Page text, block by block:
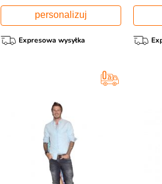
personalizuj
Expresowa wysyłka